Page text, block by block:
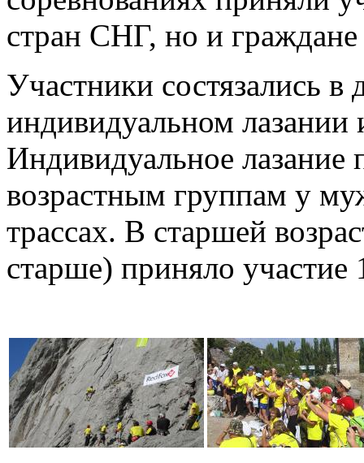
стран СНГ, но и
Участники состязались
индивидуальном лазании
Индивидуальное
возрастным группам у
трассах. В старшей
старше) приняло участие